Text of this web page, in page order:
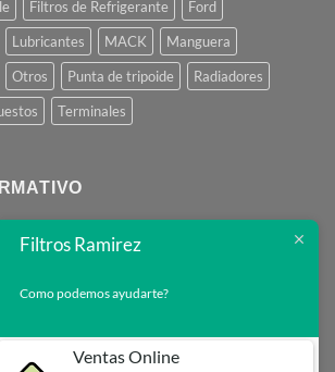
Filtros de Refrigerante
Ford
Lubricantes MACK
Manguera
Otros Punta de tripoide
Radiadores
Terminales
en contacto
Filtros Ramirez
Como podemos ayudarte?
Ventas Online